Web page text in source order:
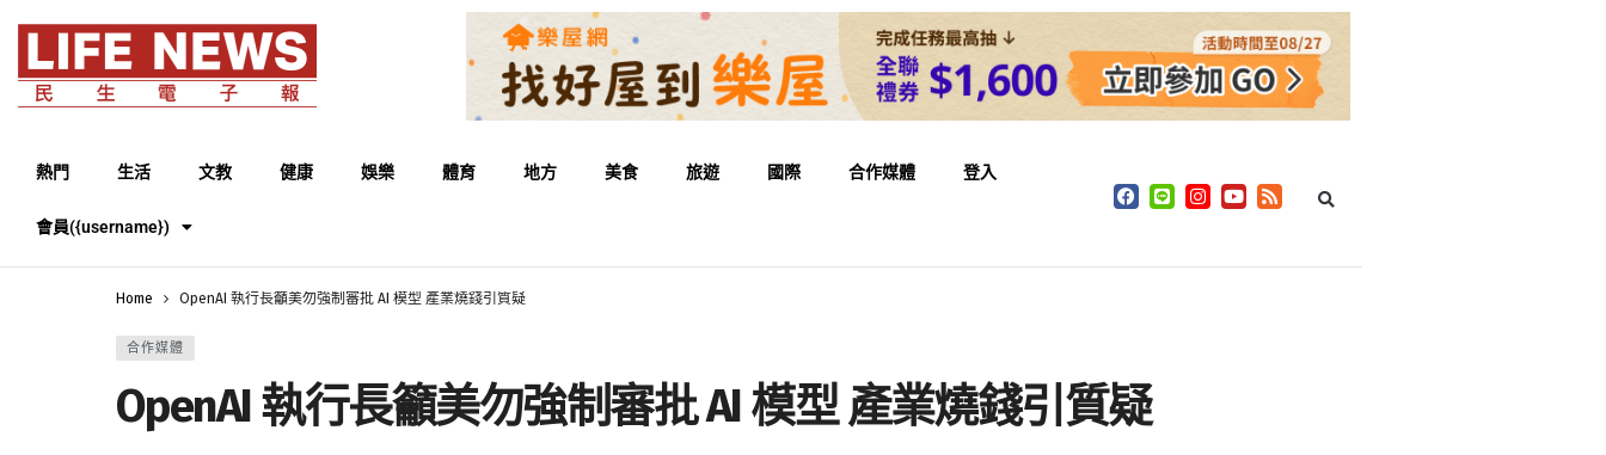
熱門 生活 文教 健康 娛樂 體育 地方 美食 旅遊 國際 合作媒體 登入
會員({username})
Home OpenAI 執行長籲美勿強制審批 AI 模型 產業燒錢引質疑
合作媒體
OpenAI 執行長籲美勿強制審批 AI 模型 產業燒錢引質疑